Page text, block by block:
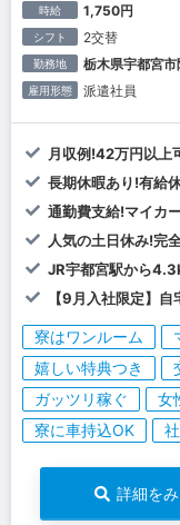
時給 1,750円
シフト 2交替
勤務地 栃木県宇都宮
雇用形態 派遣社員
月収例!42万円以上
長期休暇あり!有給
通勤費支給!マイカ
人気の土日休み!完
JR宇都宮駅から
【9月入社限定】
寮はワンルーム
嬉しい特典つき
ガッツリ稼ぐ
女
寮に車持込OK
詳細を